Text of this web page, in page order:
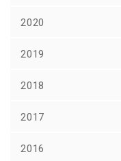
2020
2019
2018
2017
2016